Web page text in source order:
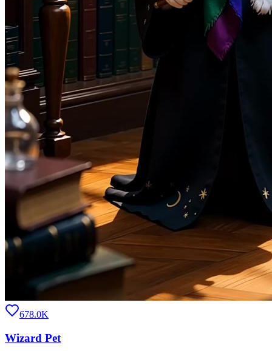
678.0K
Wizard Pet